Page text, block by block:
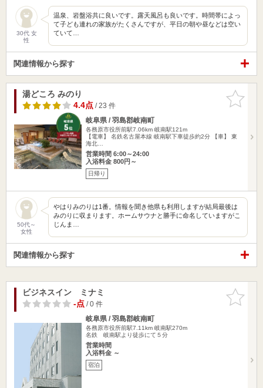
30代 女
性
温泉、岩盤浴共に良いです。露天風呂も良いです。時間帯によっ
て子ども連れの家族がたくさんですが、平日の朝や昼などは空い
ていて…
関連情報から探す
お気に入
りに追加
湯どころ みのり
4.4点/ 23 件
岐阜県 / 羽島郡岐南町
各務原市役所前駅7.06km 岐南駅121m
【電車】 名鉄名古屋本線 岐南駅下車徒歩約2分 【車】 東
海北…
営業時間 6:00～24:00
入浴料金 800円～
日帰り
50代～
女性
やはりみのりは1番。情報を聞き他県も利用しますが結局最後は
みのりに収まります。ホームサウナと勝手に命名していますがこ
じんま…
関連情報から探す
お気に入
りに追加
ビジネスイン ミナミ
-点/ 0 件
岐阜県 / 羽島郡岐南町
各務原市役所前駅7.11km 岐南駅270m
名鉄 岐南駅より徒歩にて５分
営業時間
入浴料金 ～
宿泊